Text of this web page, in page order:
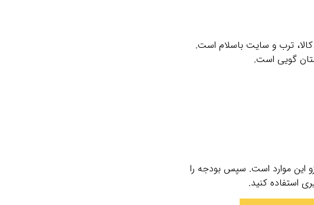
ترب و سایت باسلام است.
‌گویی است.
این موارد است. سپس بودجه را